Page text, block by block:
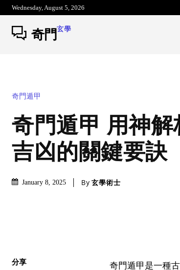
Wednesday, August 5, 2026
奇門 玄學
奇門遁甲
奇門遁甲 用神解
吉凶的關鍵要訣
January 8, 2025 By 玄學術士
分享
奇門遁甲是一種